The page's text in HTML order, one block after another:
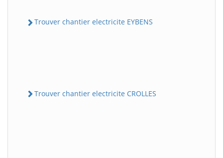
Trouver chantier electricite EYBENS
Trouver chantier electricite CROLLES